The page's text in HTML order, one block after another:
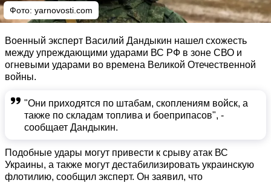
Фото: yarnovosti.com
Военный эксперт Василий Дандыкин нашел схожесть
между упреждающими ударами ВС РФ в зоне СВО и
огневыми ударами во времена Великой Отечественной
войны.
"Они приходятся по штабам, скоплениям войск, а
также по складам топлива и боеприпасов", -
сообщает Дандыкин.
Подобные удары могут привести к срыву атак ВС
Украины, а также могут дестабилизировать украинскую
флотилию, сообщил эксперт. Он заявил, что